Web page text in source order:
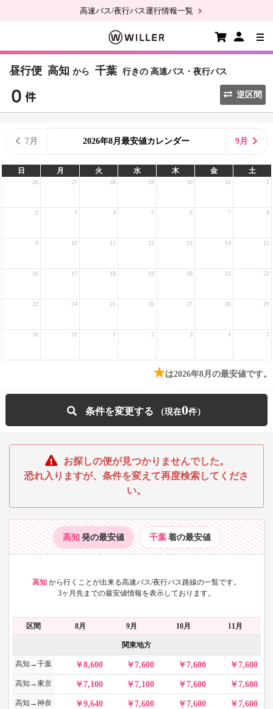
高速バス/夜行バス運行情報一覧
昼行便 高知 から 千葉 行きの 高速バス・夜行バス
逆区間
7月 2026年8月最安値カレンダー 9月
日 月 火 水 木 金 土
26 27 28 29 30 31 1
2 3 4 5 6 7 8
9 10 11 12 13 14 15
16 17 18 19 20 21 22
23 24 25 26 27 28 29
30 31 1 2 3 4 5
★は2026年8月の最安値です。
条件を変更する 0
お探しの便が見つかりませんでした。
恐れ入りますが、条件を変えて再度検索してくださ
い。
高知 発の最安値 千葉 着の最安値
高知 から行くことが出来る高速バス/夜行バス路線の一覧です。
3ヶ月先までの最安値情報を表示しております。
区間 8月 9月 10月 11月
関東地方
高知→千葉 8,600 7,600 7,600 7,600
高知→東京 7,100 7,100 7,600 7,600
高知→神奈
9,640 7,600 7,600 7,600